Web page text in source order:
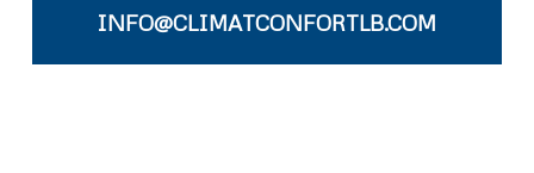
INFO@CLIMATCONFORTLB.COM